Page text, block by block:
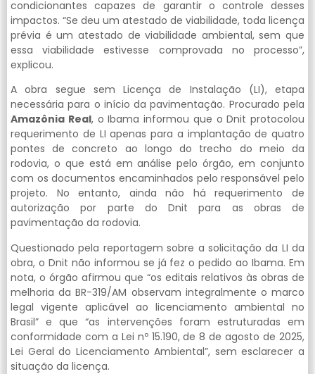
condicionantes capazes de garantir o controle desses
impactos. “Se deu um atestado de viabilidade, toda licença
prévia é um atestado de viabilidade ambiental, sem que
essa viabilidade estivesse comprovada no processo”,
explicou.
A obra segue sem Licença de Instalação (LI), etapa
necessária para o início da pavimentação. Procurado pela
Amazônia Real, o Ibama informou que o Dnit protocolou
requerimento de LI apenas para a implantação de quatro
pontes de concreto ao longo do trecho do meio da
rodovia, o que está em análise pelo órgão, em conjunto
com os documentos encaminhados pelo responsável pelo
projeto. No entanto, ainda não há requerimento de
autorização por parte do Dnit para as obras de
pavimentação da rodovia.
Questionado pela reportagem sobre a solicitação da LI da
obra, o Dnit não informou se já fez o pedido ao Ibama. Em
nota, o órgão afirmou que “os editais relativos às obras de
melhoria da BR-319/AM observam integralmente o marco
legal vigente aplicável ao licenciamento ambiental no
Brasil” e que “as intervenções foram estruturadas em
conformidade com a Lei nº 15.190, de 8 de agosto de 2025,
Lei Geral do Licenciamento Ambiental”, sem esclarecer a
situação da licença.